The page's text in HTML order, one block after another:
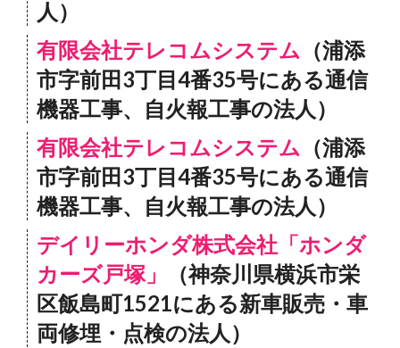
人）
有限会社テレコムシステム （浦添
市字前田3丁目4番35号にある通信
機器工事、自火報工事の法人）
有限会社テレコムシステム （浦添
市字前田3丁目4番35号にある通信
機器工事、自火報工事の法人）
デイリーホンダ株式会社「ホンダ
カーズ戸塚」
（神奈川県横浜市栄
区飯島町1521にある新車販売・車
両修埋・点検の法人）